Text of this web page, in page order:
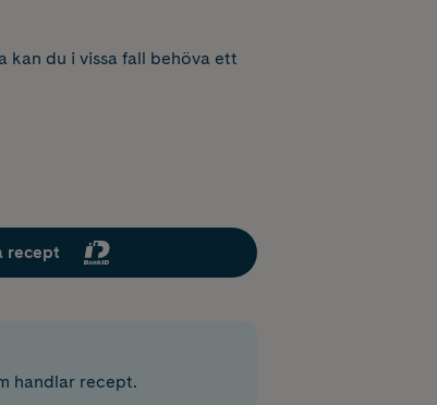
kan du i vissa fall behöva ett
recept
handlar recept.